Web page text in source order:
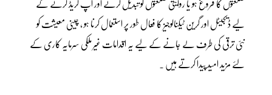
لیے ڈیجیٹل اور گرین ٹیکنالوجیز کا فعال طور پر استعمال کرنا ہو ، چینی معیشت کو
نئی ترقی کی طرف لے جانے کے لیے یہ اقدامات غیر ملکی سرمایہ کاری کے
لئے مزید امید پیدا کرتے ہیں ۔